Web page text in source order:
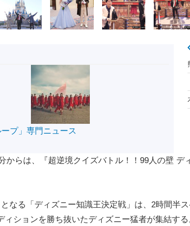
プ」専門ニュース
からは、『超逆境クイズバトル！！99人の壁 デ
なる「ディズニー知識王決定戦」は、2時間半
ィションを勝ち抜いたディズニー猛者が集結す